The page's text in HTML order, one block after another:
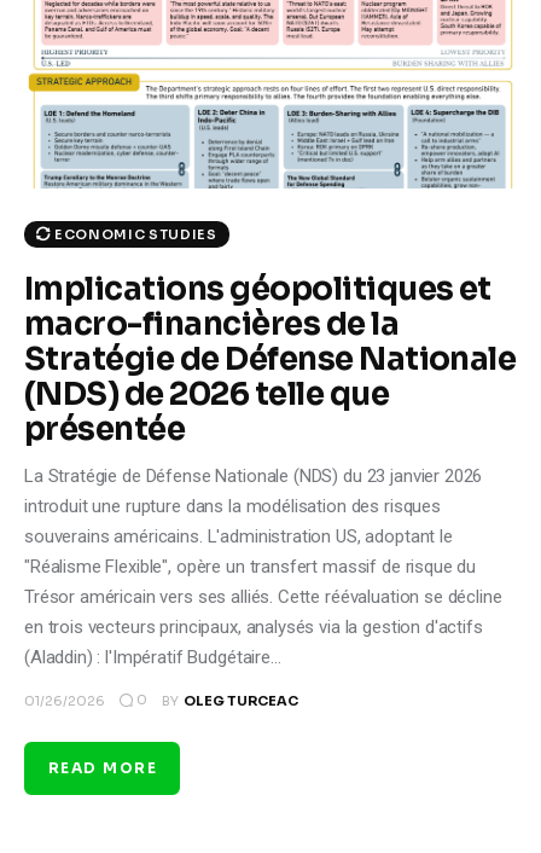
Climate
Markets
Tech
ECONOMIC STUDIES
Implications géopolitiques et
macro-financières de la
Stratégie de Défense Nationale
(NDS) de 2026 telle que
présentée
La Stratégie de Défense Nationale (NDS) du 23 janvier 2026
introduit une rupture dans la modélisation des risques
souverains américains. L'administration US, adoptant le
"Réalisme Flexible", opère un transfert massif de risque du
Trésor américain vers ses alliés. Cette réévaluation se décline
en trois vecteurs principaux, analysés via la gestion d'actifs
(Aladdin) : l'Impératif Budgétaire…
01/26/2026 0 BY OLEG TURCEAC
READ MORE